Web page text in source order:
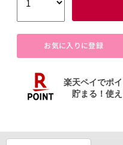
お気に入りに登録